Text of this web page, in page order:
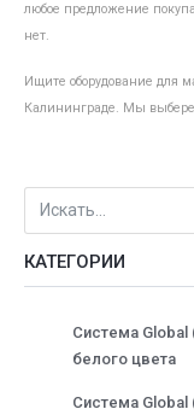
любое предложение
нет.
Ищите оборудование для
Калининграде. Мы
КАТЕГОРИИ
Система Global
белого цвета
Система Global